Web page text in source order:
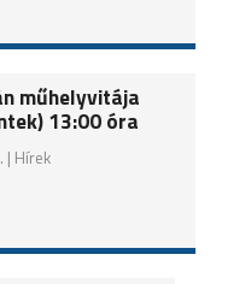
műhelyvitája
13:00 óra
| Hírek